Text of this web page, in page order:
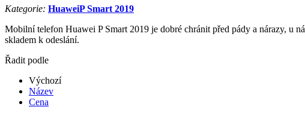
Kategorie: HuaweiP Smart 2019
Mobilní telefon Huawei P Smart 2019 je dobré chránit před pády a nárazy, u
skladem k odeslání.
Řadit podle
Výchozí
Název
Cena